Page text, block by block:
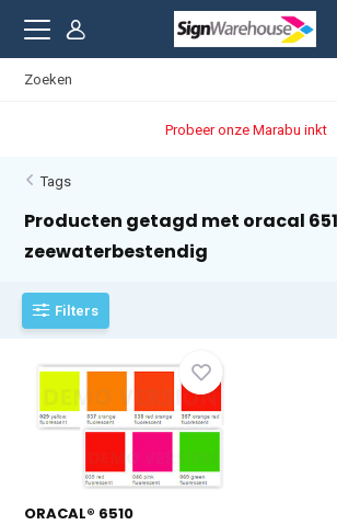
Probeer onze Marabu inkt
Tags
Producten getagd met oracal
zeewaterbestendig
Filters
ORACAL® 6510